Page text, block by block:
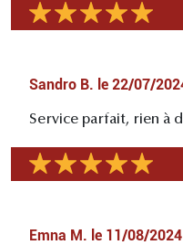
Sandro B. le 22/07/
Service parfait, rien à
Emna M. le 11/08/2024